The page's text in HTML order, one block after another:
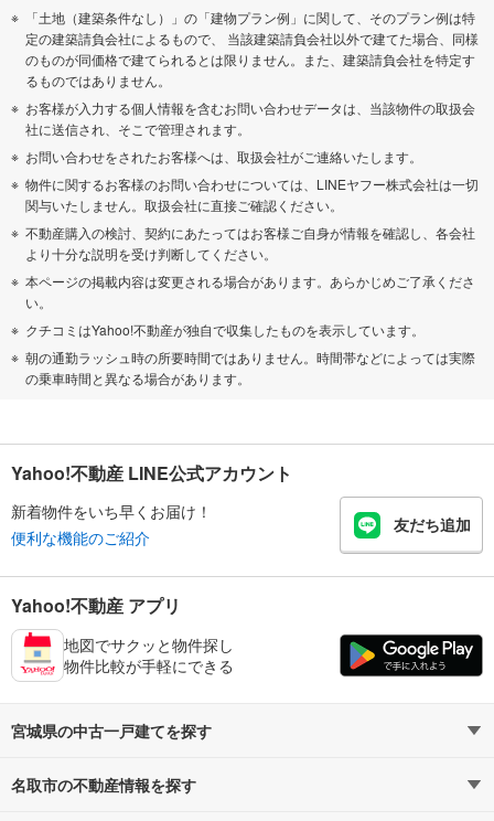
「土地（建築条件なし）」の「建物プラン例」に関して、そのプラン例は特
定の建築請負会社によるもので、 当該建築請負会社以外で建てた場合、同様
のものが同価格で建てられるとは限りません。また、建築請負会社を特定す
るものではありません。
お客様が入力する個人情報を含むお問い合わせデータは、当該物件の取扱会
社に送信され、そこで管理されます。
お問い合わせをされたお客様へは、取扱会社がご連絡いたします。
物件に関するお客様のお問い合わせについては、LINEヤフー株式会社は一切
関与いたしません。取扱会社に直接ご確認ください。
不動産購入の検討、契約にあたってはお客様ご自身が情報を確認し、各会社
より十分な説明を受け判断してください。
本ページの掲載内容は変更される場合があります。あらかじめご了承くださ
い。
クチコミはYahoo!不動産が独自で収集したものを表示しています。
朝の通勤ラッシュ時の所要時間ではありません。時間帯などによっては実際
の乗車時間と異なる場合があります。
Yahoo!不動産 LINE公式アカウント
新着物件をいち早くお届け！
便利な機能のご紹介
友だち追加
Yahoo!不動産 アプリ
地図でサクッと物件探し
物件比較が手軽にできる
宮城県の中古一戸建てを探す
路線・駅から探す
名取市の不動産情報を探す